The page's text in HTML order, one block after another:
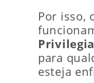
Por isso,
para
esteja